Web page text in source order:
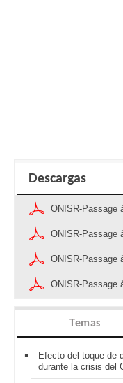
Descargas
ONISR-Passage
ONISR-Passage
ONISR-Passage
ONISR-Passage
Temas
Efecto del toque de
durante la crisis del